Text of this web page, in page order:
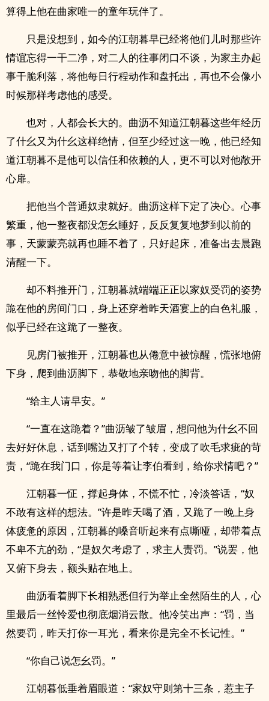
算得上他在曲家唯一的童年玩伴了。
只是没想到，如今的江朝暮早已经将他们儿时那些许
情谊忘得一干二净，对二人的往事闭口不谈，为家主办起
事干脆利落，将他每日行程动作和盘托出，再也不会像小
时候那样考虑他的感受。
也对，人都会长大的。曲沥不知道江朝暮这些年经历
了什幺又为什幺这样绝情，但至少经过这一晚，他已经知
道江朝暮不是他可以信任和依赖的人，更不可以对他敞开
心扉。
把他当个普通奴隶就好。曲沥这样下定了决心。心事
繁重，他一整夜都没怎幺睡好，反反复复地梦到以前的
事，天蒙蒙亮就再也睡不着了，只好起床，准备出去晨跑
清醒一下。
却不料推开门，江朝暮就端端正正以家奴受罚的姿势
跪在他的房间门口，身上还穿着昨天酒宴上的白色礼服，
似乎已经在这跪了一整夜。
见房门被推开，江朝暮也从倦意中被惊醒，慌张地俯
下身，爬到曲沥脚下，恭敬地亲吻他的脚背。
“给主人请早安。”
“一直在这跪着？”曲沥皱了皱眉，想问他为什幺不回
去好好休息，话到嘴边又打了个转，变成了吹毛求疵的苛
责，“跪在我门口，你是等着让李伯看到，给你求情吧？”
江朝暮一怔，撑起身体，不慌不忙，冷淡答话，“奴
不敢有这样的想法。”许是昨天喝了酒，又跪了一晚上身
体疲惫的原因，江朝暮的嗓音听起来有点嘶哑，却带着点
不卑不亢的劲，“是奴欠考虑了，求主人责罚。”说罢，他
又俯下身去，额头贴在地上。
曲沥看着脚下长相熟悉但行为举止全然陌生的人，心
里最后一丝怜爱也彻底烟消云散。他冷笑出声：“罚，当
然要罚，昨天打你一耳光，看来你是完全不长记性。”
“你自己说怎幺罚。”
江朝暮低垂着眉眼道：“家奴守则第十三条，惹主子